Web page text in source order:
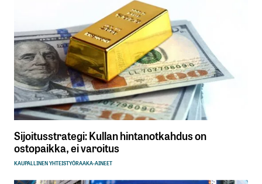
Sijoitusstrategi: Kullan hintanotkahdus on
ostopaikka, ei varoitus
KAUPALLINEN YHTEISTYÖRAAKA-AINEET